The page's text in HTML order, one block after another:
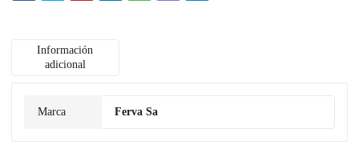
Información
adicional
Marca Ferva Sa